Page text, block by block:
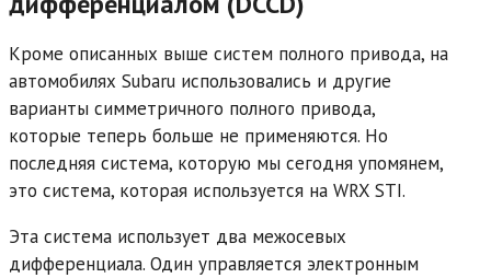
Кроме описанных выше систем полного привода, на
автомобилях Subaru использовались и другие
варианты симметричного полного привода,
которые теперь больше не применяются. Но
последняя система, которую мы сегодня упомянем,
это система, которая используется на WRX STI.
Эта система использует два межосевых
дифференциала. Один управляется электронным